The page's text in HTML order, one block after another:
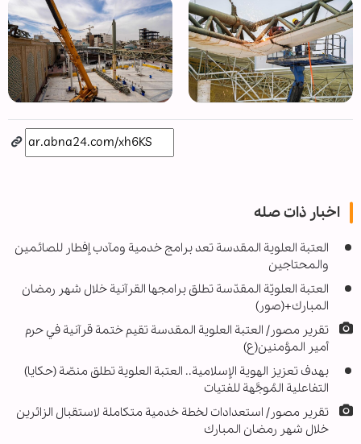
اخبار ذات صله
العتبة العلوية المقدسة تعد برامج خدمية ومآدب إفطار للصائمين
والمحتاجين
العتبة العلويّة المقدّسة تطلق برامجها القرآنية خلال شهر رمضان
المبارك+(صور)
تقرير مصور/ العتبة العلوية المقدسة تقيم ختمة قرآنية في حرم
أمير المؤمنين(ع)
بهدف تعزيز الهوية الإسلامية.. العتبة العلوية تطلق منصّة (حكايا)
التفاعلية المُوجَّهة للفتيات
تقرير مصور/ استعدادات لخطة خدمية متكاملة لاستقبال الزائرين
خلال شهر رمضان المبارك